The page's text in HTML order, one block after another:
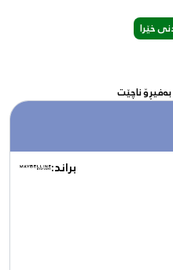
خێرا
ناچێت
براند: